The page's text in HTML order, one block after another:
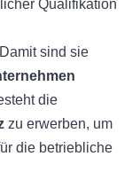
Qualifikation
sind sie
die
zu erwerben, um
die betriebliche